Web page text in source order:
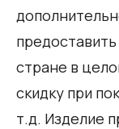
стране в
скидку при
т.д. Изделие